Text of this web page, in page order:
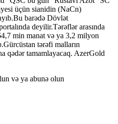
üçün sianidin (NaCn)
barədə Dövlət
deyilir.Tərəflər arasında
min manat və ya 3,2 milyon
tərəfi malların
qədər tamamlayacaq. AzerGold
və ya abunə olun